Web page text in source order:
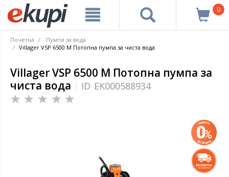
0
Почетна
Пумпи за вода
Villager VSP 6500 M Потопна пумпа за чиста вода
Villager VSP 6500 M Потопна пумпа за
чиста вода
ID EK000588934